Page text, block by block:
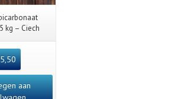
kg – Ciech
aan